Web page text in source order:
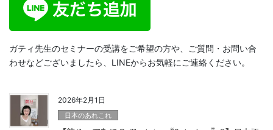
ガティ先生のセミナーの受講をご希望の方や、ご質問・お問い合
わせなどございましたら、LINEからお気軽にご連絡ください。
2026年2月1日
日本のあれこれ